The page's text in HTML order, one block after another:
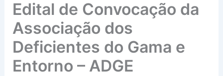
Edital de Convocação da
Associação dos
Deficientes do Gama e
Entorno – ADGE